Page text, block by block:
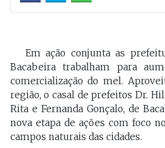
Em ação conjunta as
Bacabeira trabalham para
comercialização do mel.
região, o casal de prefeitos Dr.
Rita e Fernanda Gonçalo, de
nova etapa de ações com foco
campos naturais das cidades.